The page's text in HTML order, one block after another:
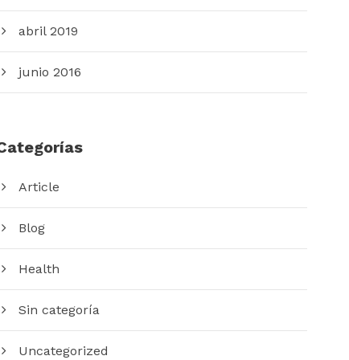
abril 2019
junio 2016
Article
Blog
Health
Sin categoría
Uncategorized